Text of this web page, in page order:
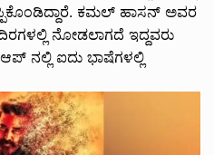
ಕಮಲ್ ಹಾಸನ್ ಅವರ
ನೋಡಲಾಗದೆ ಇದ್ದವರು
ಆಪ್ ನಲ್ಲಿ ಐದು ಭಾಷೆಗಳಲ್ಲಿ